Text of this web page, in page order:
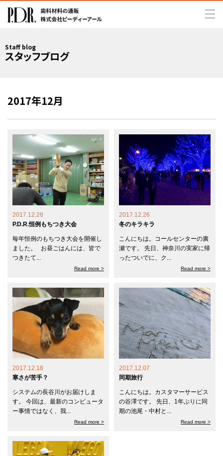
Staff blog
スタッフブログ
2017年12月
2017.12.28
P.D.R.恒例もちつき大会
毎年恒例のもちつき大会を開催し
ました。 お昼ごはんには、皆で
つきたて...
Read more >
2017.12.26
冬のキラキラ
こんにちは。コールセンターの廣
瀬です。 先日、神奈川の実家に帰
ったついでに、ク...
Read more >
2017.12.18
寒さが苦手？
システムの長谷川がお届けしま
す。 今回は、最新のコンピュータ
ー事情ではなく、我...
Read more >
2017.12.07
同期旅行
こんにちは。カスタマーサービス
の谷澤です。 先日、1年ぶりに同
期の池尾・中村と...
Read more >